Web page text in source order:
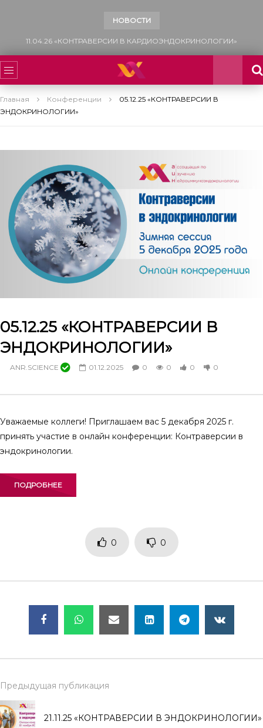
НОВОСТИ
Главная Конференции
05.12.25 «КОНТРАВЕРСИИ В
ЭНДОКРИНОЛОГИИ»
05.12.25 «КОНТРАВЕРСИИ В
ЭНДОКРИНОЛОГИИ»
ANR.SCIENCE 01.12.2025 0 0 0 0
Уважаемые коллеги! Приглашаем вас 5 декабря 2025 г.
принять участие в онлайн конференции: Контраверсии в
эндокринологии.
ПОДРОБНЕЕ
0 0
Предыдущая публикация
21.11.25 «КОНТРАВЕРСИИ В ЭНДОКРИНОЛОГИИ»